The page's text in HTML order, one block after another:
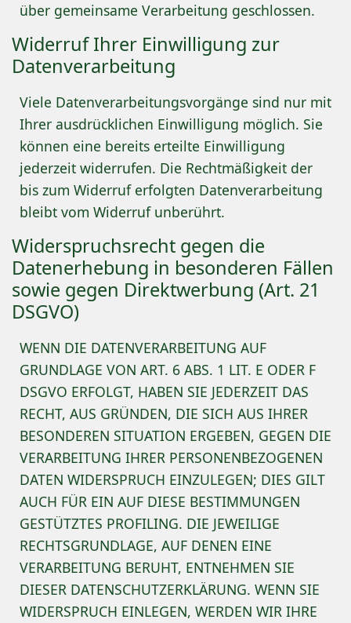
über gemeinsame Verarbeitung geschlossen.
Widerruf Ihrer Einwilligung zur
Datenverarbeitung
Viele Datenverarbeitungsvorgänge sind nur mit
Ihrer ausdrücklichen Einwilligung möglich. Sie
können eine bereits erteilte Einwilligung
jederzeit widerrufen. Die Rechtmäßigkeit der
bis zum Widerruf erfolgten Datenverarbeitung
bleibt vom Widerruf unberührt.
Widerspruchsrecht gegen die
Datenerhebung in besonderen Fällen
sowie gegen Direktwerbung (Art. 21
DSGVO)
WENN DIE DATENVERARBEITUNG AUF
GRUNDLAGE VON ART. 6 ABS. 1 LIT. E ODER F
DSGVO ERFOLGT, HABEN SIE JEDERZEIT DAS
RECHT, AUS GRÜNDEN, DIE SICH AUS IHRER
BESONDEREN SITUATION ERGEBEN, GEGEN DIE
VERARBEITUNG IHRER PERSONENBEZOGENEN
DATEN WIDERSPRUCH EINZULEGEN; DIES GILT
AUCH FÜR EIN AUF DIESE BESTIMMUNGEN
GESTÜTZTES PROFILING. DIE JEWEILIGE
RECHTSGRUNDLAGE, AUF DENEN EINE
VERARBEITUNG BERUHT, ENTNEHMEN SIE
DIESER DATENSCHUTZERKLÄRUNG. WENN SIE
WIDERSPRUCH EINLEGEN, WERDEN WIR IHRE